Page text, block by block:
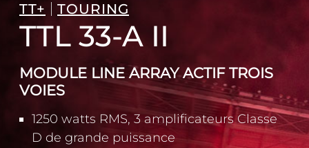
TT+ TOURING
TTL 33-A II
MODULE LINE ARRAY ACTIF TROIS
VOIES
1250 watts RMS, 3 amplificateurs Classe
D de grande puissance